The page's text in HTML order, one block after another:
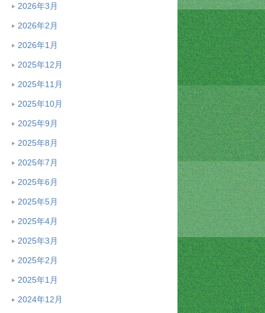
2026年3月
2026年2月
2026年1月
2025年12月
2025年11月
2025年10月
2025年9月
2025年8月
2025年7月
2025年6月
2025年5月
2025年4月
2025年3月
2025年2月
2025年1月
2024年12月